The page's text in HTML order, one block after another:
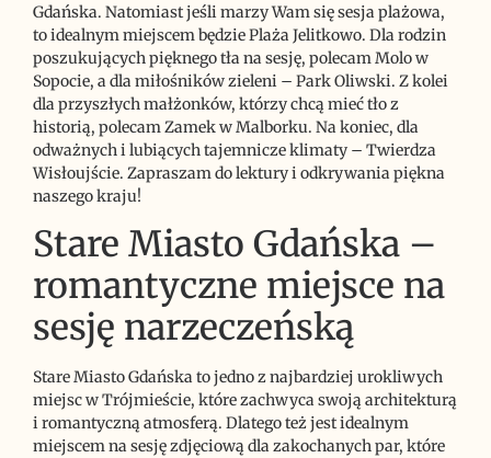
Gdańska. Natomiast jeśli marzy Wam się sesja plażowa,
to idealnym miejscem będzie Plaża Jelitkowo. Dla rodzin
poszukujących pięknego tła na sesję, polecam Molo w
Sopocie, a dla miłośników zieleni – Park Oliwski. Z kolei
dla przyszłych małżonków, którzy chcą mieć tło z
historią, polecam Zamek w Malborku. Na koniec, dla
odważnych i lubiących tajemnicze klimaty – Twierdza
Wisłoujście. Zapraszam do lektury i odkrywania piękna
naszego kraju!
Stare Miasto Gdańska –
romantyczne miejsce na
sesję narzeczeńską
Stare Miasto Gdańska to jedno z najbardziej urokliwych
miejsc w Trójmieście, które zachwyca swoją architekturą
i romantyczną atmosferą. Dlatego też jest idealnym
miejscem na sesję zdjęciową dla zakochanych par, które